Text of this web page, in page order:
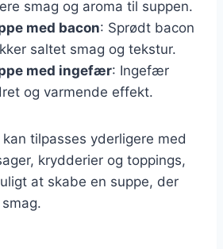
smag og aroma til suppen.
med bacon: Sprødt bacon
saltet smag og tekstur.
med ingefær: Ingefær
og varmende effekt.
tilpasses yderligere med
krydderier og toppings,
at skabe en suppe, der